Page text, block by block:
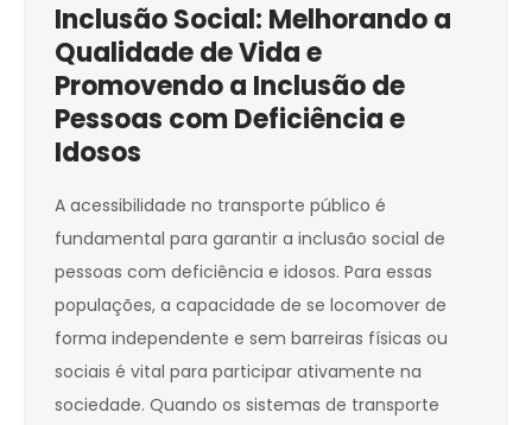
Inclusão Social: Melhorando a
Qualidade de Vida e
Promovendo a Inclusão de
Pessoas com Deficiência e
Idosos
A acessibilidade no transporte público é
fundamental para garantir a inclusão social de
pessoas com deficiência e idosos. Para essas
populações, a capacidade de se locomover de
forma independente e sem barreiras físicas ou
sociais é vital para participar ativamente na
sociedade. Quando os sistemas de transporte